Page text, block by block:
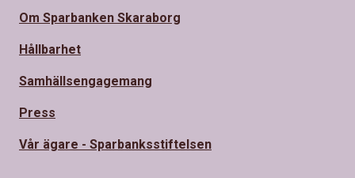
Om Sparbanken Skaraborg
Hållbarhet
Samhällsengagemang
Press
Vår ägare - Sparbanksstiftelsen